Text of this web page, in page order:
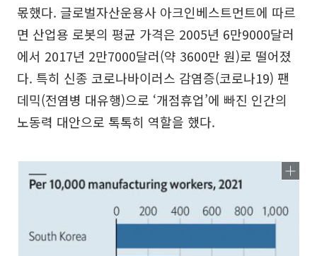
몫했다. 글로벌자산운용사 아크인베스트먼트에 따르
면 산업용 로봇의 평균 가격은 2005년 6만9000달러
에서 2017년 2만7000달러(약 3600만 원)로 떨어졌
다. 특히 신종 코로나바이러스 감염증(코로나19) 팬
데믹(전염병 대유행)으로 ‘개점휴업’에 빠진 인간의
노동력 대안으로 톡톡히 역할을 했다.